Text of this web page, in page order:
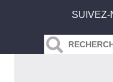
SUIVEZ-